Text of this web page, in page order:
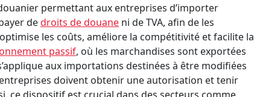
permettant aux entreprises d’importer
dedroits de douane ni de TVA, afin de les
les coûts, améliore la compétitivité et facilite la
passif, où les marchandises sont exportées
aux importations destinées à être modifiées
doivent obtenir une autorisation et tenir